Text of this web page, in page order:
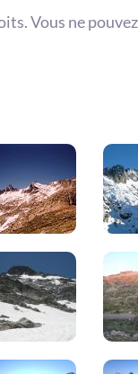
Vous ne